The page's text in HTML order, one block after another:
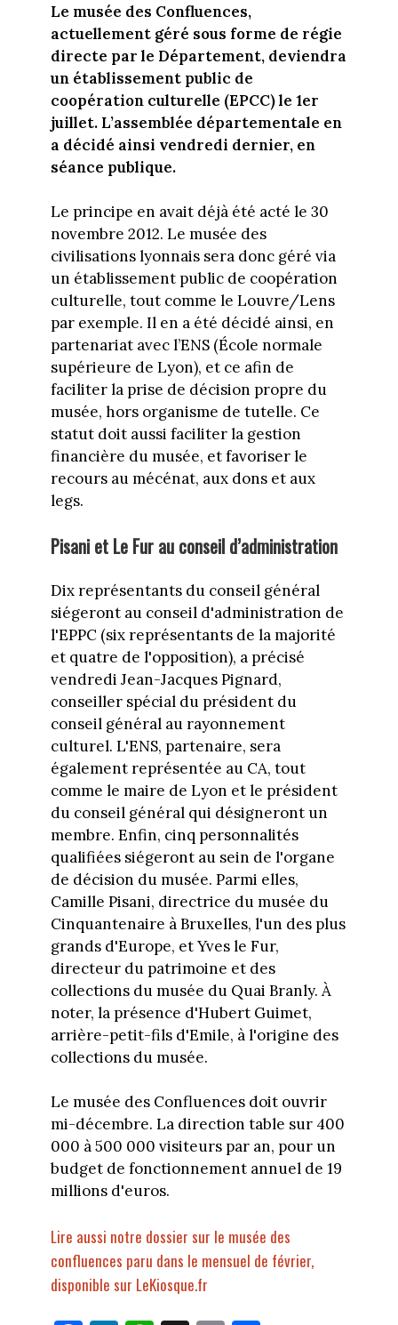
Le musée des Confluences,
actuellement géré sous forme de régie
directe par le Département, deviendra
un établissement public de
coopération culturelle (EPCC) le 1er
juillet. L’assemblée départementale en
a décidé ainsi vendredi dernier, en
séance publique.
Le principe en avait déjà été acté le 30
novembre 2012. Le musée des
civilisations lyonnais sera donc géré via
un établissement public de coopération
culturelle, tout comme le Louvre/Lens
par exemple. Il en a été décidé ainsi, en
partenariat avec l’ENS (École normale
supérieure de Lyon), et ce afin de
faciliter la prise de décision propre du
musée, hors organisme de tutelle. Ce
statut doit aussi faciliter la gestion
financière du musée, et favoriser le
recours au mécénat, aux dons et aux
legs.
Pisani et Le Fur au conseil d’administration
Dix représentants du conseil général
siégeront au conseil d'administration de
l'EPPC (six représentants de la majorité
et quatre de l'opposition), a précisé
vendredi Jean-Jacques Pignard,
conseiller spécial du président du
conseil général au rayonnement
culturel. L'ENS, partenaire, sera
également représentée au CA, tout
comme le maire de Lyon et le président
du conseil général qui désigneront un
membre. Enfin, cinq personnalités
qualifiées siégeront au sein de l'organe
de décision du musée. Parmi elles,
Camille Pisani, directrice du musée du
Cinquantenaire à Bruxelles, l'un des plus
grands d'Europe, et Yves le Fur,
directeur du patrimoine et des
collections du musée du Quai Branly. À
noter, la présence d'Hubert Guimet,
arrière-petit-fils d'Emile, à l'origine des
collections du musée.
Le musée des Confluences doit ouvrir
mi-décembre. La direction table sur 400
000 à 500 000 visiteurs par an, pour un
budget de fonctionnement annuel de 19
millions d'euros.
Lire aussi notre dossier sur le musée des
confluences paru dans le mensuel de février,
disponible sur LeKiosque.fr